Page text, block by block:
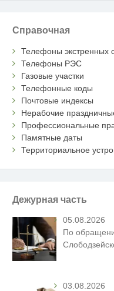
Справочная
Телефоны экстренных
Телефоны РЭС
Газовые участки
Телефонные коды
Почтовые индексы
Нерабочие
Профессиональные
Памятные даты
Территориальное
Дежурная часть
05.08.2026
По
03.08.2026